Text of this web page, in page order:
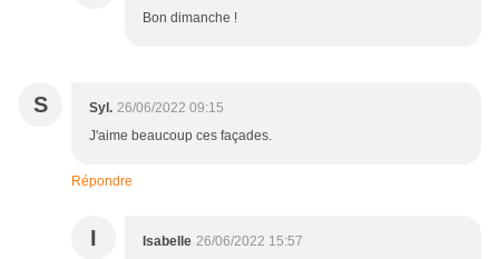
Bon dimanche !
S Syl. 26/06/2022 09:15
J'aime beaucoup ces façades.
Répondre
I Isabelle 26/06/2022 15:57